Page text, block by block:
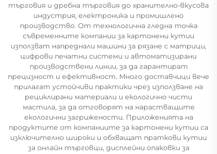
търговия и дребна търговия до хранително-вкусова
индустрия, електроника и промишлено
производство. От технологична гледна точка
съвременните компании за картонени кутии
използват напреднали машини за рязане с матрици,
цифрови печатни системи и автоматизирани
производствени линии, за да гарантират
прецизност и ефективност. Много доставчици вече
прилагат устойчиви практики чрез използване на
рециклирани материали и екологично чисти
мастила, за да отговорят на нарастващите
екологични загрижености. Приложенията на
продуктите от компаниите за картонени кутии са
изключително широки и обхващат праткови кутии
за онлайн търговци, дисплейни опаковки за